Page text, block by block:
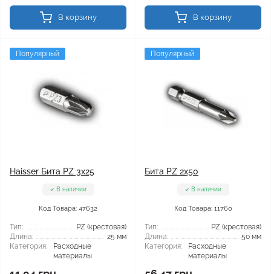
В корзину В корзину
Популярный
Haisser Бита PZ 3x25
В наличии
Код Товара: 47632
Тип:
PZ (крестовая)
Длина:
25 мм
Категория:
Расходные
материалы
Популярный
Бита PZ 2x50
В наличии
Код Товара: 11760
Тип:
PZ (крестовая)
Длина:
50 мм
Категория:
Расходные
материалы